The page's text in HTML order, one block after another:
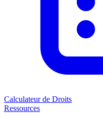
Calculateur de Droits
Ressources